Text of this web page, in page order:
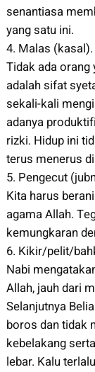
senantiasa
yang satu ini.
4. Malas (kasal).
Tidak ada
adalah sifat
sekali-kali
adanya
rizki. Hidup ini
terus menerus
5. Pengecut
Kita harus
agama Allah.
kemungkaran
6. Kikir/pelit/
Nabi
Allah, jauh dari
Selanjutnya
boros dan tidak
kebelakang
lebar. Kalu